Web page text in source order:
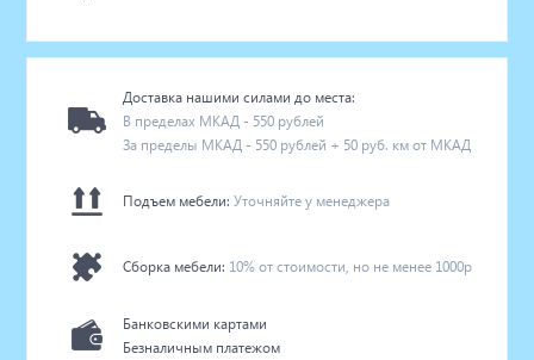
Доставка нашими силами до места:
В пределах МКАД - 550 рублей
За пределы МКАД - 550 рублей + 50 руб. км от МКАД
Подъем мебели:Уточняйте у менеджера
Сборка мебели: 10% от стоимости, но не менее 1000р
Банковскими картами
Безналичным платежом